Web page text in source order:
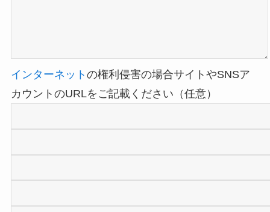
インターネット の権利侵害の場合サイトやSNSア
カウントのURLをご記載ください（任意）